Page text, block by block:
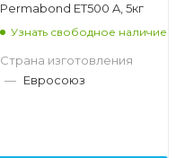
Permabond ET500 A, 5кг
Узнать свободное наличие
Страна изготовления
— Евросоюз